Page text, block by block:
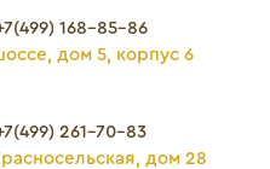
168-85-86
дом 5, корпус 6
261-70-83
дом 28